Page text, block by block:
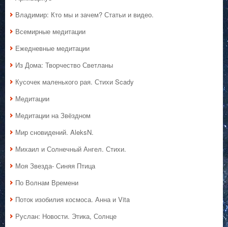
Владимир: Кто мы и зачем? Статьи и видео.
Всемирные медитации
Ежедневные медитации
Из Дома: Творчество Светланы
Кусочек маленького рая. Стихи Scady
Медитации
Медитации на Звёздном
Мир сновидений. AleksN.
Михаил и Солнечный Ангел. Стихи.
Моя Звезда- Синяя Птица
По Волнам Времени
Поток изобилия космоса. Анна и Vita
Руслан: Новости. Этика, Солнце